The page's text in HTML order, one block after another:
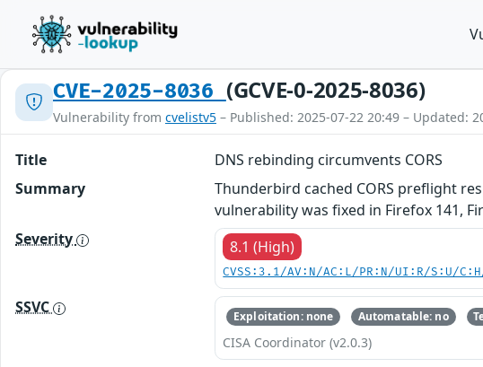
CVE-2025-8036 (GCVE-0-2025-8036)
Vulnerability from cvelistv5 – Published: 2025-07-22 20:49 – Updated:
Title
DNS rebinding circumvents CORS
Summary
Thunderbird cached CORS preflight
vulnerability was fixed in Firefox 141,
Severity
8.1 (High)
CVSS:3.1/AV:N/AC:L/PR:N/UI:R/S:U/
SSVC Exploitation: none Automatable: no
CISA Coordinator (v2.0.3)